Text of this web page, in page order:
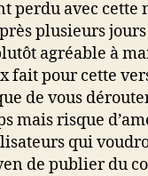
perdu avec cette
plusieurs
agréable à
fait pour cette
de vous
mais risque
qui
de publier du